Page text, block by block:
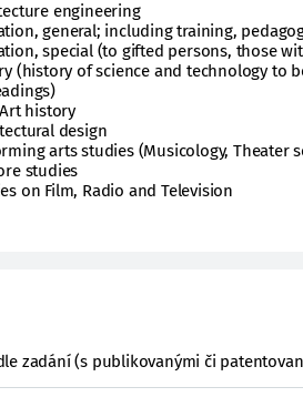
engineering
general; including training,
special (to gifted persons, those
(history of science and technology to
history
design
arts studies (Musicology, Theater
studies
on Film, Radio and Television
zadání (s publikovanými či